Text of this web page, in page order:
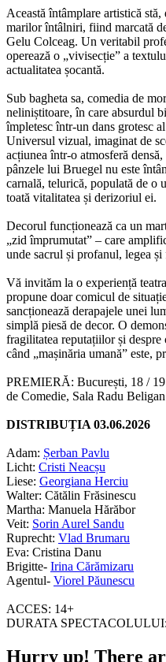
Această întâmplare artistică
marilor întâlniri, fiind marcată
Gelu Colceag. Un veritabil
operează o „vivisecție” a
actualitatea șocantă.
Sub bagheta sa, comedia de
neliniștitoare, în care absurdul
împletesc într-un dans grotesc
Universul vizual, imaginat de
acțiunea într-o atmosferă
pânzele lui Bruegel nu este
carnală, telurică, populată de o
toată vitalitatea și derizoriul ei.
Decorul funcționează ca un
„zid împrumutat” – care
unde sacrul și profanul, legea și
Vă invităm la o experiență
propune doar comicul de
sancționează derapajele unei
simplă piesă de decor. O
fragilitatea reputațiilor și despre
când „mașinăria umană” este,
PREMIERĂ: București, 18 /
de Comedie, Sala Radu Beligan
DISTRIBUȚIA 03.06.2026
Adam: Șerban Pavlu
Licht: Cristi Neacșu
Liese: Georgiana Herciu
Walter: Cătălin Frăsinescu
Martha: Manuela Hărăbor
Veit: Sorin Aurel Sandu
Ruprecht: Vlad Brumaru
Eva: Cristina Danu
Brigitte- Irina Cărămizaru
Agentul- Viorel Păunescu
ACCES: 14+
DURATA SPECTACOLULUI:
Hurry up! There